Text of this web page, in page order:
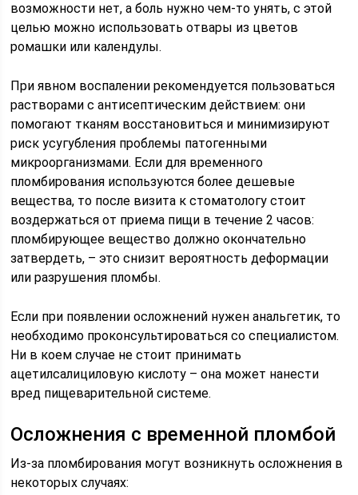
возможности нет, а боль нужно чем-то унять, с этой
целью можно использовать отвары из цветов
ромашки или календулы.
При явном воспалении рекомендуется пользоваться
растворами с антисептическим действием: они
помогают тканям восстановиться и минимизируют
риск усугубления проблемы патогенными
микроорганизмами. Если для временного
пломбирования используются более дешевые
вещества, то после визита к стоматологу стоит
воздержаться от приема пищи в течение 2 часов:
пломбирующее вещество должно окончательно
затвердеть, – это снизит вероятность деформации
или разрушения пломбы.
Если при появлении осложнений нужен анальгетик, то
необходимо проконсультироваться со специалистом.
Ни в коем случае не стоит принимать
ацетилсалициловую кислоту – она может нанести
вред пищеварительной системе.
Осложнения с временной пломбой
Из-за пломбирования могут возникнуть осложнения в
некоторых случаях: